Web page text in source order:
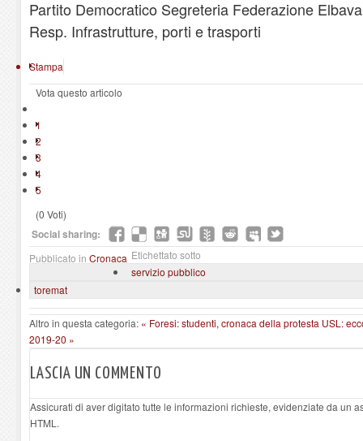
Partito Democratico Segreteria Federazione
Resp. Infrastrutture, porti e trasporti
Stampa
Vota questo articolo
1
2
3
4
5
(0 Voti)
Social sharing:
Pubblicato in Cronaca Etichettato sotto
servizio pubblico
toremat
Altro in questa categoria: « Foresi: studenti, cronaca della protesta USL:
2019-20 »
LASCIA UN COMMENTO
Assicurati di aver digitato tutte le informazioni richieste, evidenziate da un
HTML.